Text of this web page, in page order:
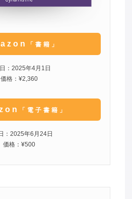
「書籍」
：2025年4月1日
価格：¥2,360
「電子書籍」
：2025年6月24日
価格：¥500